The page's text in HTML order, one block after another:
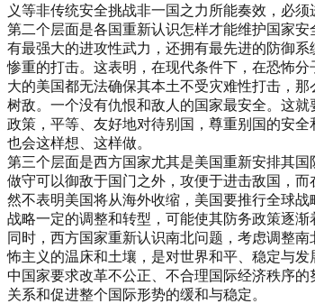
义等非传统安全挑战非一国之力所能奏效，必
第二个层面是各国重新认识怎样才能维护国家
有最强大的进攻性武力，还拥有最先进的防御
惨重的打击。这表明，在现代条件下，在恐怖
大的美国都无法确保其本土不受灾难性打击，
树敌。一个没有仇恨和敌人的国家最安全。这
政策，平等、友好地对待别国，尊重别国的安
也会这样想、这样做。
第三个层面是西方国家尤其是美国重新安排其
做守可以御敌于国门之外，攻便于进击敌国，
然不表明美国将从海外收缩，美国要推行全球
战略一定的调整和转型，可能使其防务政策逐
同时，西方国家重新认识南北问题，考虑调整
怖主义的温床和土壤，是对世界和平、稳定与
中国家要求改革不公正、不合理国际经济秩序
关系和促进整个国际形势的缓和与稳定。